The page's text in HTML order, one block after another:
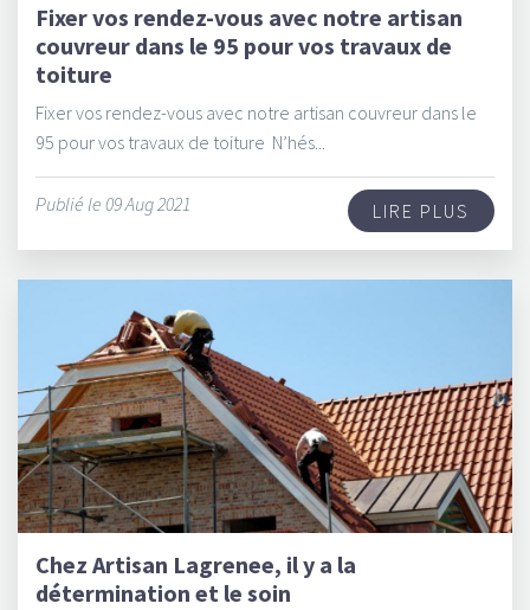
Fixer vos rendez-vous avec notre artisan
couvreur dans le 95 pour vos travaux de
toiture
Fixer vos rendez-vous avec notre artisan couvreur dans le
95 pour vos travaux de toiture N’hés...
Publié le 09 Aug 2021 LIRE PLUS
Chez Artisan Lagrenee, il y a la
détermination et le soin